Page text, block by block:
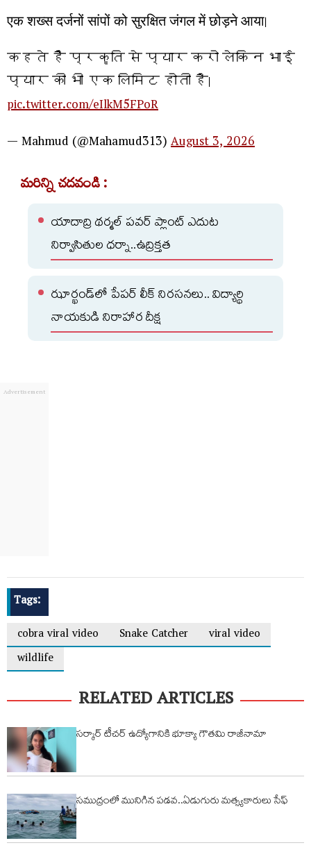
एक शख्स दर्जनों सांपों को सुरक्षित जंगल में छोड़ने आया।
कहते हैं प्रकृति से प्यार करो लेकिन भाई
प्यार की भी एक लिमिट होती है।
pic.twitter.com/eIlkM5FPoR
— Mahmud (@Mahamud313)August 3, 2026
మరిన్ని చదవండి :
యాదాద్రి థర్మల్ పవర్ ప్లాంట్ ఎదుట
నిర్వాసితుల ధర్నా..ఉద్రిక్తత
ఝార్ఖండ్‌లో పేపర్ లీక్‌ నిరసనలు.. విద్యార్థి
నాయకుడి నిరాహార దీక్ష
Tags:
cobra viral video
Snake Catcher
viral video
wildlife
RELATED ARTICLES
సర్కార్ టీచర్ ఉద్యోగానికి భూక్యా గౌతమి రాజీనామా
సముద్రంలో మునిగిన పడవ..ఏడుగురు మత్స్యకారులు సేఫ్